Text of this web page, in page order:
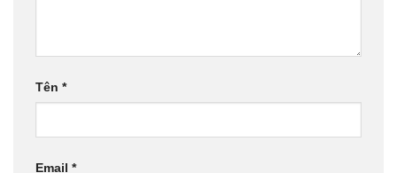
Tên *
Email *